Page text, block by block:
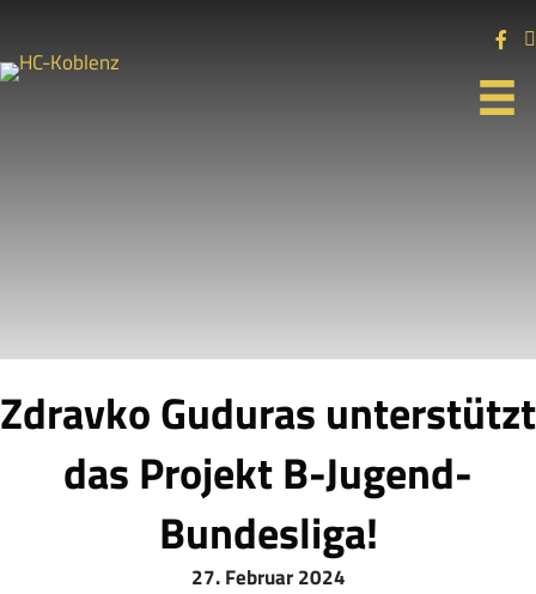
Zdravko Guduras unterstützt
das Projekt B-Jugend-
Bundesliga!
27. Februar 2024